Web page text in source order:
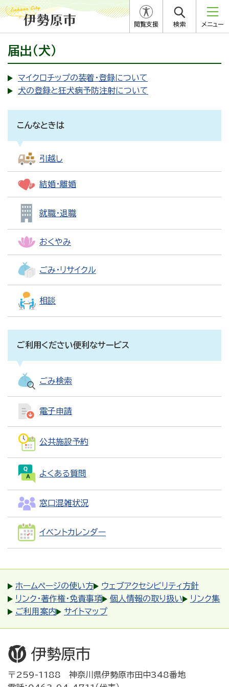
閲覧支援 検索 メニュー
届出（犬）
マイクロチップの装着・登録について
犬の登録と狂犬病予防注射について
こんなときは
引越し
結婚・離婚
就職・退職
おくやみ
ごみ・リサイクル
相談
ご利用ください便利なサービス
ごみ検索
電子申請
公共施設予約
よくある質問
窓口混雑状況
イベントカレンダー
ホームページの使い方
ウェブアクセシビリティ方針
リンク・著作権・免責事項
個人情報の取り扱い
リンク集
ご利用案内
サイトマップ
〒259-1188 神奈川県伊勢原市田中348番地